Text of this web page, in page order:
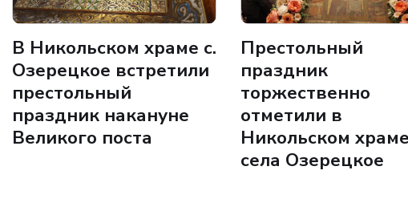
y
e
t
g
В Никольском храме с.
Озерецкое встретили
престольный
праздник накануне
Великого поста
Престольный
праздник
торжественно
отметили в
Никольском
села Озерецкое